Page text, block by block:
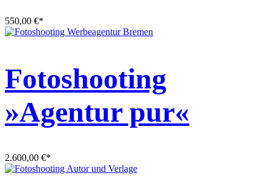
550,00 €*
Fotoshooting
»Agentur pur«
2.600,00 €*